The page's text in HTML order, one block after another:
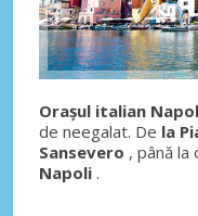
Orașul italian
de neegalat. De la
Sansevero , până la
Napoli .